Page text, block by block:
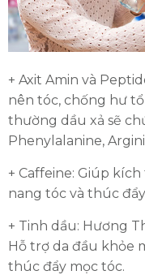
+ Axit Amin và
nên tóc, chống hư
thường dầu xả sẽ
Phenylalanine,
+ Caffeine: Giúp
nang tóc và thúc
+ Tinh dầu: Hương
Hỗ trợ da đầu khỏe
thúc đẩy mọc tóc.